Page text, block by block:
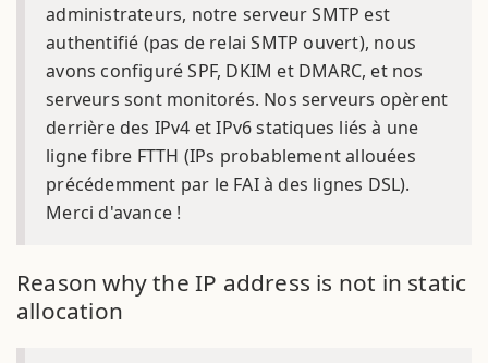
administrateurs, notre serveur SMTP est
authentifié (pas de relai SMTP ouvert), nous
avons configuré SPF, DKIM et DMARC, et nos
serveurs sont monitorés. Nos serveurs opèrent
derrière des IPv4 et IPv6 statiques liés à une
ligne fibre FTTH (IPs probablement allouées
précédemment par le FAI à des lignes DSL).
Merci d'avance !
Reason why the IP address is not in static
allocation